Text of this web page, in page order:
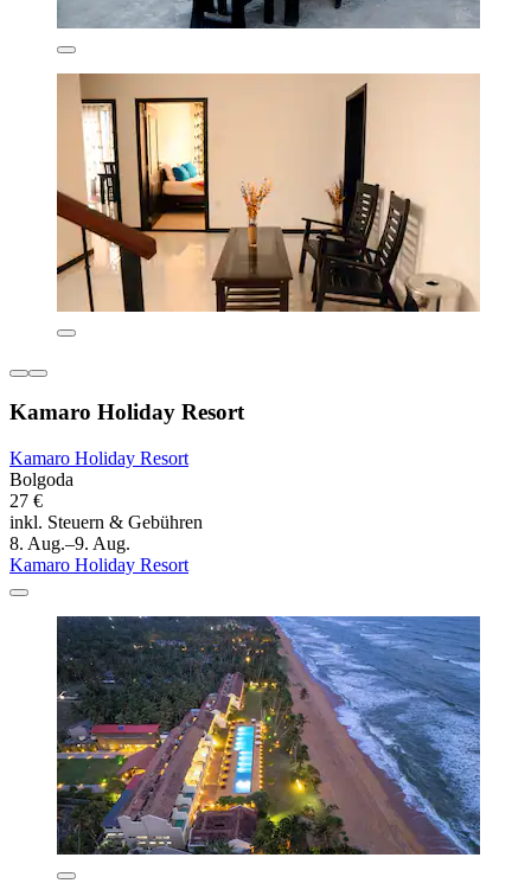
Kamaro Holiday Resort
Kamaro Holiday Resort
Bolgoda
27 €
inkl. Steuern & Gebühren
8. Aug.–9. Aug.
Kamaro Holiday Resort